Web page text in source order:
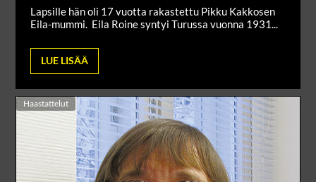
Lapsille hän oli 17 vuotta rakastettu Pikku Kakkosen
Eila-mummi. Eila Roine syntyi Turussa vuonna 1931...
LUE LISÄÄ
Haastattelut